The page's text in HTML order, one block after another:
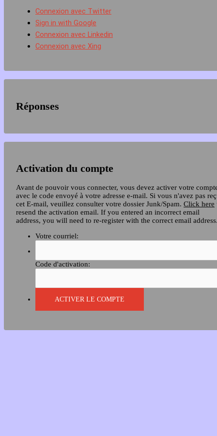
Connexion avec Twitter
Sign in with Google
Connexion avec Linkedin
Connexion avec Xing
Réponses
Activation du compte
Avant de pouvoir vous connecter, vous devez activer votre
avec le code envoyé à votre adresse e-mail. Si vous n'avez pas
cet E-mail, veuillez consulter votre dossier Junk/Spam. Click here
resend the activation email. If you entered an incorrect email
address, you will need to re-register with the correct email
Votre courriel:
Code d'activation: